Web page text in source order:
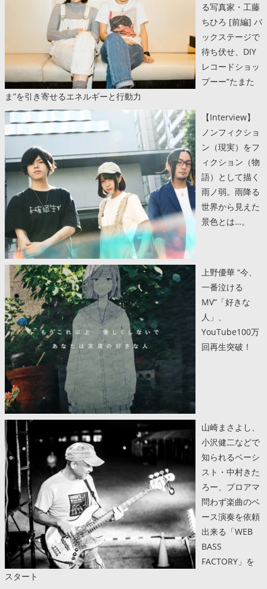
る写真家・工藤
ちひろ [前編] バ
ックステージで
待ち伏せ、DIY
レコードショッ
プーー“たまた
ま”を引き寄せるエネルギーと行動力
【Interview】
ノンフィクショ
ン（現実）をフ
ィクション（物
語）として描く
雨ノ弱。雨降る
世界から見えた
景色とは…。
上野優華 “今、
一番泣ける
MV”「好きな
人」、
YouTube100万
回再生突破！
山崎まさよし、
小沢健二などで
知られるベーシ
スト・中村きた
ろー、プロアマ
問わず楽曲のベ
ース演奏を依頼
出来る「WEB
BASS
FACTORY」を
スタート